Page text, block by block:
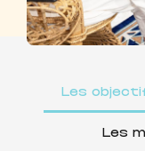
Les
Les